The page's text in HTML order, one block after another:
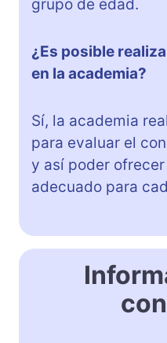
grupo de edad.
¿Es posible
en la academia?
Sí, la academia
para evaluar el
y así poder
adecuado para